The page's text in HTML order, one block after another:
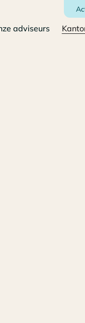
adviseurs